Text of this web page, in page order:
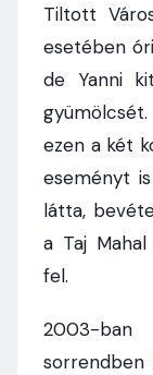
Tiltott
esetében
de Yanni
ezen a két
eseményt
látta,
a Taj
fel.
2003-
sorrendben